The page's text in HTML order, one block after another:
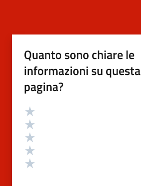
Quanto sono chiare le
informazioni su questa
pagina?
Valutazione